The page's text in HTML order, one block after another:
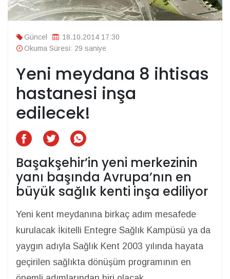
Güncel
18.10.2014 17:30
Okuma Süresi: 29 saniye
Yeni meydana 8 ihtisas
hastanesi inşa
edilecek!
Başakşehir’in yeni merkezinin
yanı başında Avrupa’nın en
büyük sağlık kenti inşa ediliyor
Yeni kent meydanına birkaç adım mesafede
kurulacak İkitelli Entegre Sağlık Kampüsü ya da
yaygın adıyla Sağlık Kent 2003 yılında hayata
geçirilen sağlıkta dönüşüm programının en